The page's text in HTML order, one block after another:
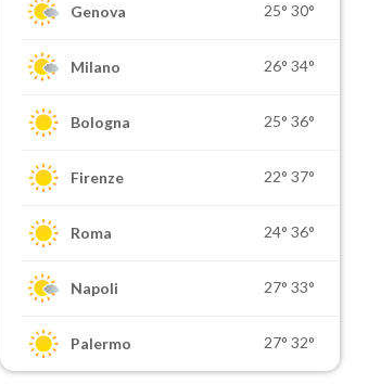
Genova 25° 30°
Milano 26° 34°
Bologna 25° 36°
Firenze 22° 37°
Roma 24° 36°
Napoli 27° 33°
Palermo 27° 32°